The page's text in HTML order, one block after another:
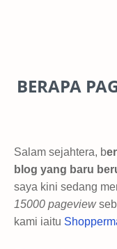
BERAPA
Salam sejahtera, b
blog yang baru
saya kini sedang
15000 pageview
kami iaitu